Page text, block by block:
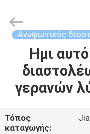
ΣΠΊΤΙ
ΠΡΟΪΌΝΤΑ
ΒΊΝΤΕΟ
GROUP
Ανυψωτικός
Ημι
γερανών
Τόπος
καταγωγής: